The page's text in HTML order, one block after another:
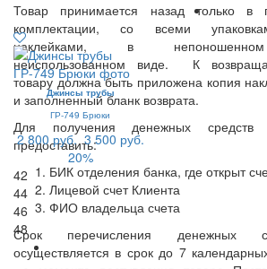
Товар принимается назад только в
комплектации, со всеми
наклейками, в
неиспользованном виде. К
товару должна быть приложена копия
и заполненный бланк возврата.
Для получения денежных средств
предоставить:
БИК отделения банка, где открыт
Лицевой счет Клиента
ФИО владельца счета
Срок перечисления денежных
осуществляется в срок до 7
Джинсы трубы
ГР-749 Брюки
2 800 руб. 3 500 руб.
20%
42
44
46
48